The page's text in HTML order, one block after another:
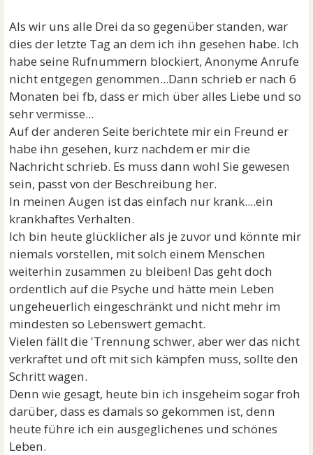
Als wir uns alle Drei da so gegenüber standen, war
dies der letzte Tag an dem ich ihn gesehen habe. Ich
habe seine Rufnummern blockiert, Anonyme Anrufe
nicht entgegen genommen...Dann schrieb er nach 6
Monaten bei fb, dass er mich über alles Liebe und so
sehr vermisse...
Auf der anderen Seite berichtete mir ein Freund er
habe ihn gesehen, kurz nachdem er mir die
Nachricht schrieb. Es muss dann wohl Sie gewesen
sein, passt von der Beschreibung her.
In meinen Augen ist das einfach nur krank....ein
krankhaftes Verhalten.
Ich bin heute glücklicher als je zuvor und könnte mir
niemals vorstellen, mit solch einem Menschen
weiterhin zusammen zu bleiben! Das geht doch
ordentlich auf die Psyche und hätte mein Leben
ungeheuerlich eingeschränkt und nicht mehr im
mindesten so Lebenswert gemacht.
Vielen fällt die 'Trennung schwer, aber wer das nicht
verkraftet und oft mit sich kämpfen muss, sollte den
Schritt wagen.
Denn wie gesagt, heute bin ich insgeheim sogar froh
darüber, dass es damals so gekommen ist, denn
heute führe ich ein ausgeglichenes und schönes
Leben.